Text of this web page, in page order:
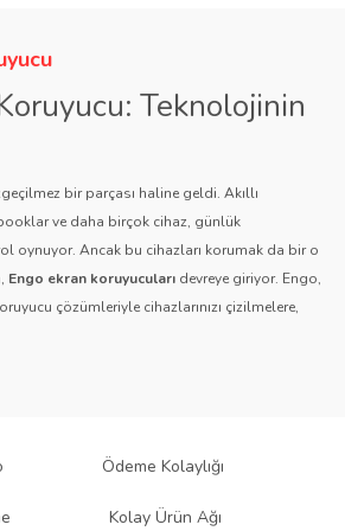
Teknolojinin
bir parçası haline geldi. Akıllı
ve daha birçok cihaz, günlük
oynuyor. Ancak bu cihazları korumak da bir o
Engo ekran koruyucuları devreye giriyor. Engo,
çözümleriyle cihazlarınızı çizilmelere,
, uzun yıllara dayanan tecrübesi ve teknolojiye
sürecinden geçirir. Kullanıcı dostu tasarımı
Ödeme Kolaylığı
Kolay Ürün Ağı